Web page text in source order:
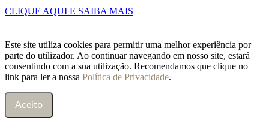
CLIQUE AQUI E SAIBA MAIS
Este site utiliza cookies para permitir uma melhor experiência por
parte do utilizador. Ao continuar navegando em nosso site, estará
consentindo com a sua utilização. Recomendamos que clique no
link para ler a nossa Política de Privacidade.
Aceito